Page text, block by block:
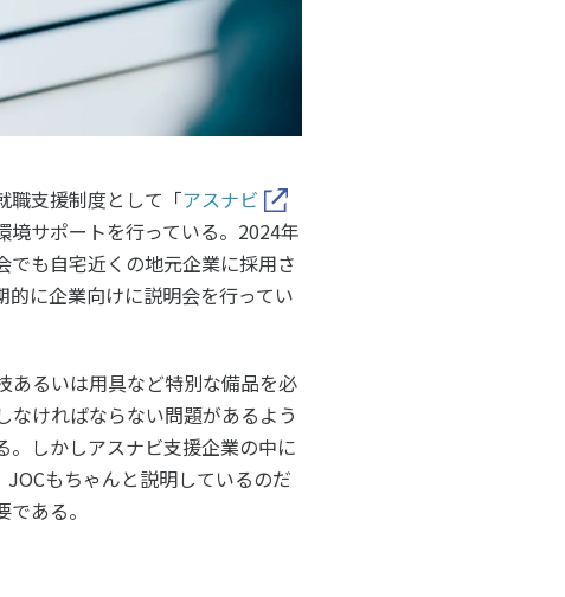
職支援制度として「アスナビ
サポートを行っている。 2024年
も自宅近くの地元企業に採用さ
的に企業向けに説明会を行ってい
あるいは用具など特別な備品を必
ければならない問題があるよう
。しかしアスナビ支援企業の中に
JOCもちゃんと説明しているのだ
ある。